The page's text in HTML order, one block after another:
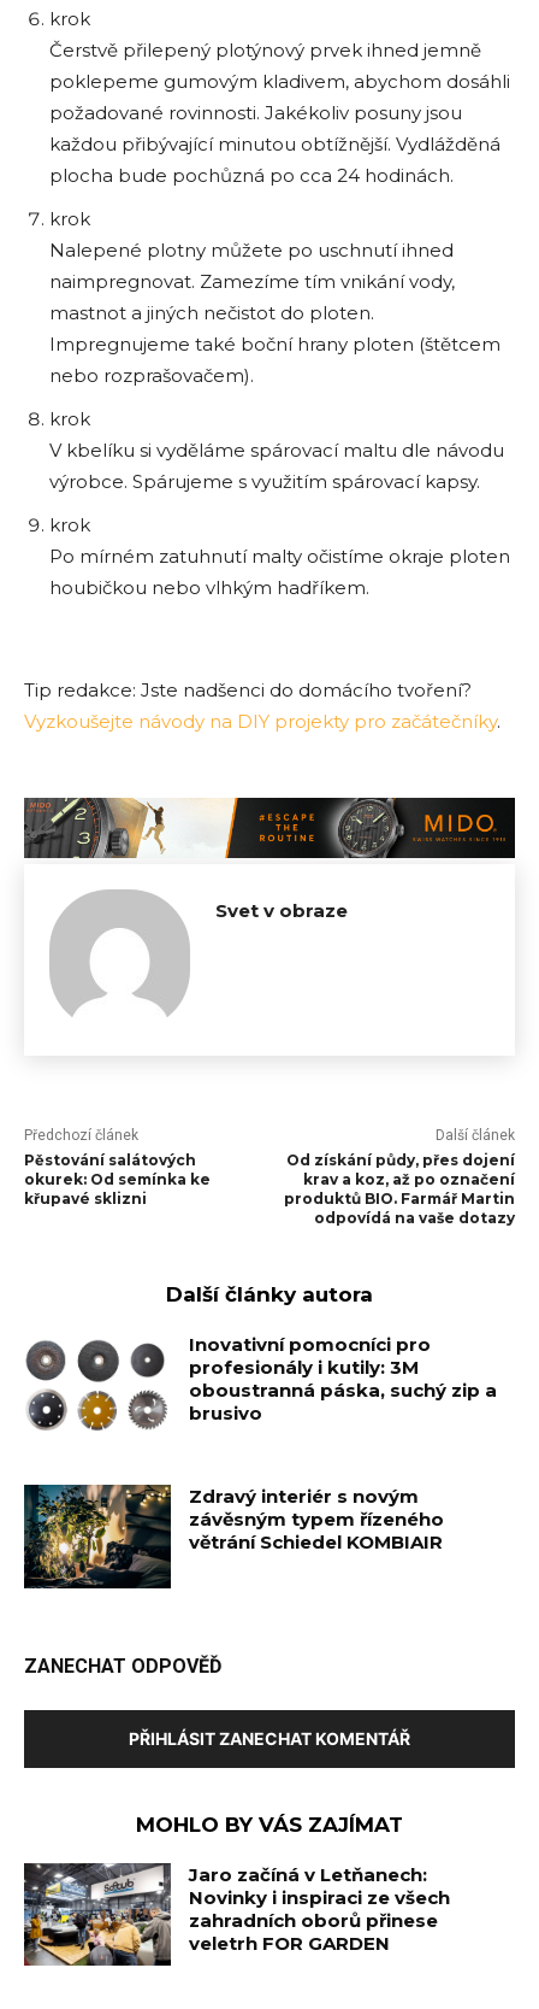
krok
Čerstvě přilepený plotýnový prvek ihned jemně
poklepeme gumovým kladivem, abychom dosáhli
požadované rovinnosti. Jakékoliv posuny jsou
každou přibývající minutou obtížnější. Vydlážděná
plocha bude pochůzná po cca 24 hodinách.
krok
Nalepené plotny můžete po uschnutí ihned
naimpregnovat. Zamezíme tím vnikání vody,
mastnot a jiných nečistot do ploten.
Impregnujeme také boční hrany ploten (štětcem
nebo rozprašovačem).
krok
V kbelíku si vyděláme spárovací maltu dle návodu
výrobce. Spárujeme s využitím spárovací kapsy.
krok
Po mírném zatuhnutí malty očistíme okraje ploten
houbičkou nebo vlhkým hadříkem.
Tip redakce: Jste nadšenci do domácího tvoření?
Vyzkoušejte návody na DIY projekty pro začátečníky.
Svet v obraze
Předchozí článek
Pěstování salátových
okurek: Od semínka ke
křupavé sklizni
Další článek
Od získání půdy, přes dojení
krav a koz, až po označení
produktů BIO. Farmář Martin
odpovídá na vaše dotazy
Další články autora
Inovativní pomocníci pro
profesionály i kutily: 3M
oboustranná páska, suchý zip a
brusivo
Zdravý interiér s novým
závěsným typem řízeného
větrání Schiedel KOMBIAIR
ZANECHAT ODPOVĚĎ
PŘIHLÁSIT ZANECHAT KOMENTÁŘ
MOHLO BY VÁS ZAJÍMAT
Jaro začíná v Letňanech:
Novinky i inspiraci ze všech
zahradních oborů přinese
veletrh FOR GARDEN